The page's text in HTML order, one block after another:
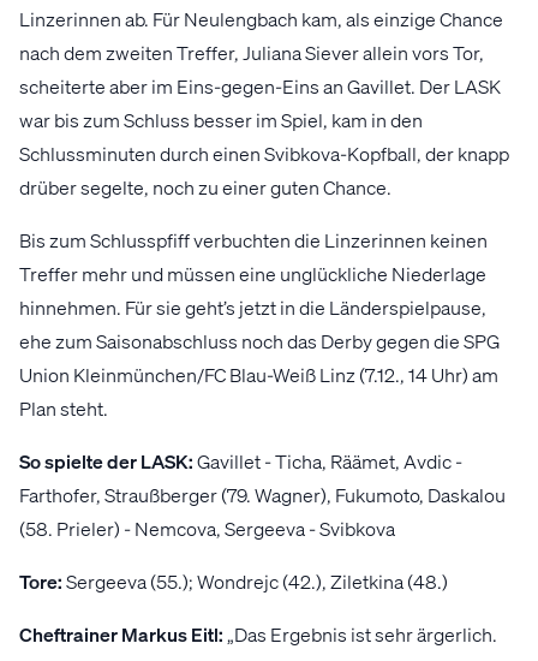
Linzerinnen ab. Für Neulengbach kam, als einzige Chance
nach dem zweiten Treffer, Juliana Siever allein vors Tor,
scheiterte aber im Eins-gegen-Eins an Gavillet. Der LASK
war bis zum Schluss besser im Spiel, kam in den
Schlussminuten durch einen Svibkova-Kopfball, der knapp
drüber segelte, noch zu einer guten Chance.
Bis zum Schlusspfiff verbuchten die Linzerinnen keinen
Treffer mehr und müssen eine unglückliche Niederlage
hinnehmen. Für sie geht’s jetzt in die Länderspielpause,
ehe zum Saisonabschluss noch das Derby gegen die SPG
Union Kleinmünchen/FC Blau-Weiß Linz (7.12., 14 Uhr) am
Plan steht.
So spielte der LASK:Gavillet - Ticha, Räämet, Avdic -
Farthofer, Straußberger (79. Wagner), Fukumoto, Daskalou
(58. Prieler) - Nemcova, Sergeeva - Svibkova
Tore:Sergeeva (55.); Wondrejc (42.), Ziletkina (48.)
Cheftrainer Markus Eitl:„Das Ergebnis ist sehr ärgerlich.